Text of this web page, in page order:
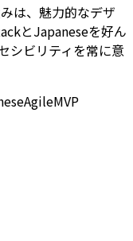
は、魅力的なデザ
とJapaneseを好ん
シビリティを常に意
AgileMVP